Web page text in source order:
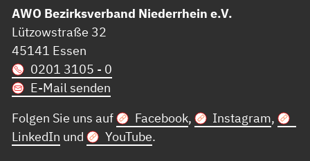
AWO Bezirksverband Niederrhein e.V.
Lützowstraße 32
45141 Essen
0201 3105 - 0
E-Mail senden
Folgen Sie uns auf
Facebook, Instagram,
LinkedIn und YouTube.